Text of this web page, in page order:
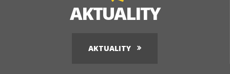
AKTUALITY
AKTUALITY